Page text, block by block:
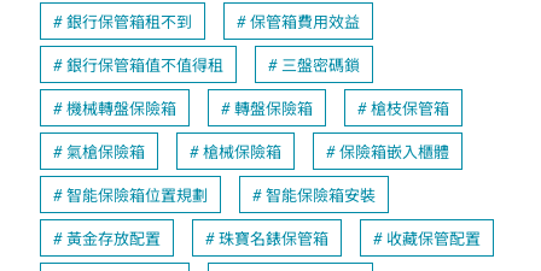
銀行保管箱租不到 保管箱費用效益
銀行保管箱值不值得租 三盤密碼鎖
機械轉盤保險箱 轉盤保險箱 槍枝保管箱
氣槍保險箱 槍械保險箱 保險箱嵌入櫃體
智能保險箱位置規劃 智能保險箱安裝
黃金存放配置 珠寶名錶保管箱 收藏保管配置